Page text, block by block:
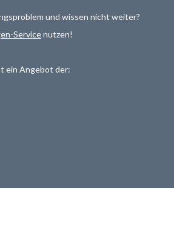
und wissen nicht weiter?
Servicenutzen!
ein Angebot der: